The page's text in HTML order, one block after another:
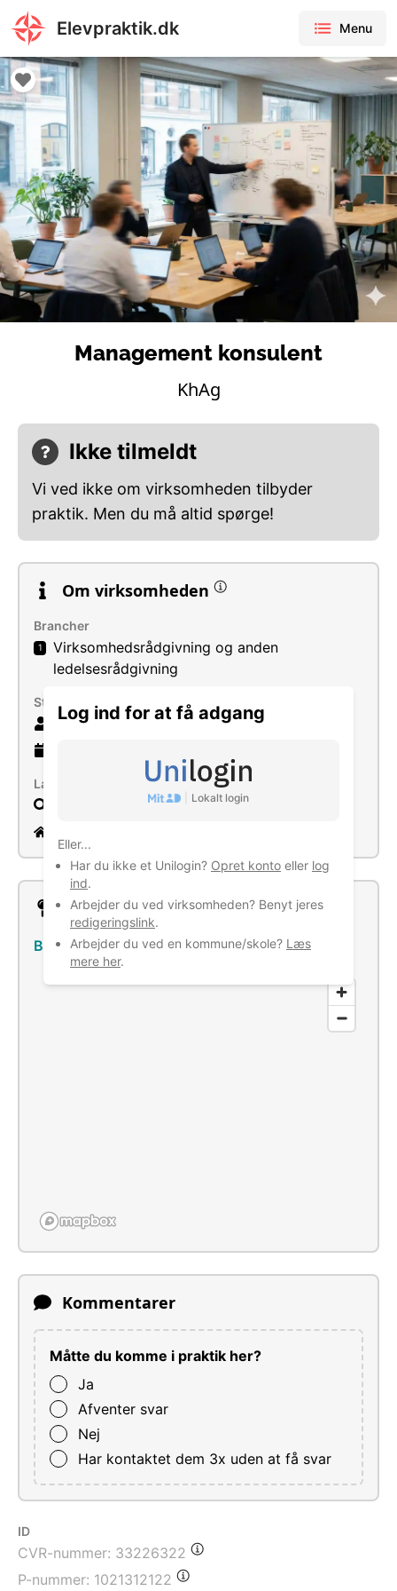
Elevpraktik.dk Menu
Log ind for at få adgang
Lokalt login
Eller...
Har du ikke et Unilogin? Opret konto eller log
ind.
Arbejder du ved virksomheden? Benyt jeres
redigeringslink.
Arbejder du ved en kommune/skole? Læs
mere her.
Management konsulent
KhAg
Ikke tilmeldt
Vi ved ikke om virksomheden tilbyder
praktik. Men du må altid spørge!
Om virksomheden
Brancher
1
Virksomhedsrådgivning og anden
ledelsesrådgivning
Størrelse
4 ansatte
Læs mere
Lokation
Birkegården 22, 3500 Værløse – Se bus/tog
Kommentarer
Måtte du komme i praktik her?
Ja
Afventer svar
Nej
Har kontaktet dem 3x uden at få svar
ID
CVR-nummer: 33226322
P-nummer: 1021312122